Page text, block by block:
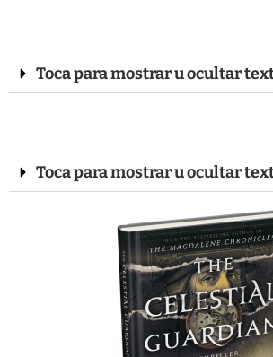
Toca para mostrar u ocultar
Toca para mostrar u ocultar